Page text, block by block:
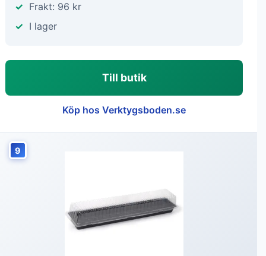
Frakt: 96 kr
I lager
Till butik
Köp hos Verktygsboden.se
9